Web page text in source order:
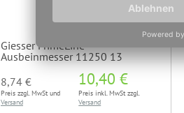
Giesser PrimeLine
Ausbeinmesser 11250 13
8,74 €
Preis zzgl. MwSt und
Versand
10,40 €
Preis inkl. MwSt zzgl.
Versand